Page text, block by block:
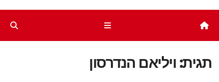
תגית: ויליאם הנדרסון